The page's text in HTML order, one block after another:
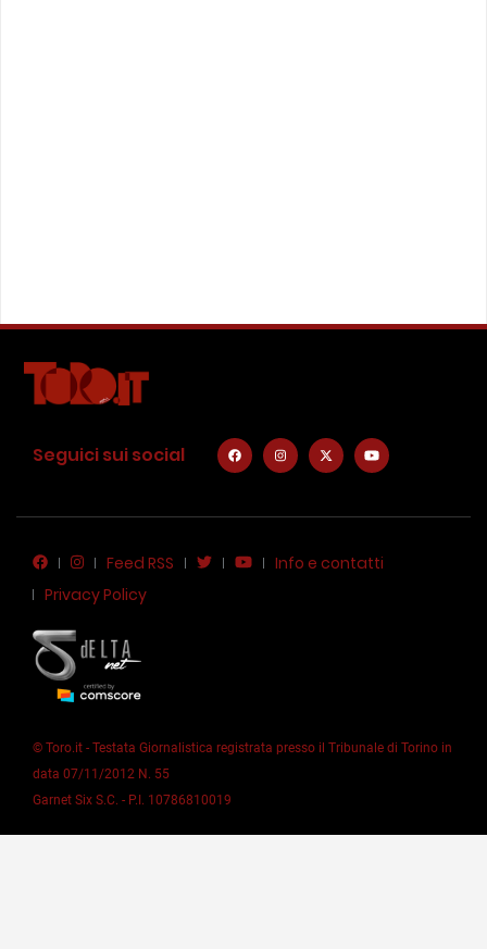
Seguici sui social
Feed RSS
Info e contatti
Privacy Policy
© Toro.it - Testata Giornalistica registrata presso il Tribunale di Torino in
data 07/11/2012 N. 55
Garnet Six S.C. - P.I. 10786810019